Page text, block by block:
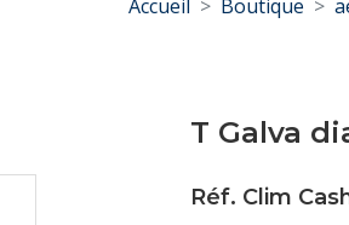
Accueil Boutique
T Galva
Réf. Clim